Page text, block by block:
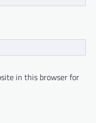
in this browser for